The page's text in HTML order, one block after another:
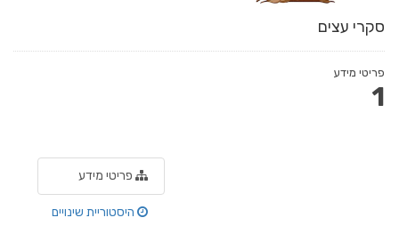
סקרי עצים
פריטי מידע
1
פריטי מידע
היסטוריית שינויים